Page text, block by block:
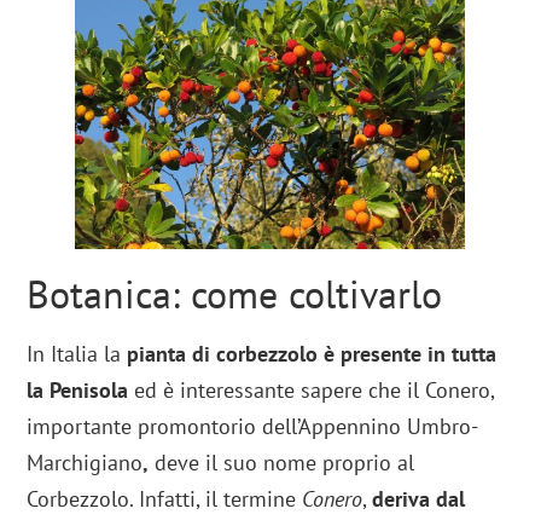
Botanica: come coltivarlo
In Italia la pianta di corbezzolo è presente in tutta
la Penisola ed è interessante sapere che il Conero,
importante promontorio dell’Appennino Umbro-
Marchigiano, deve il suo nome proprio al
Corbezzolo. Infatti, il termine Conero,deriva dal